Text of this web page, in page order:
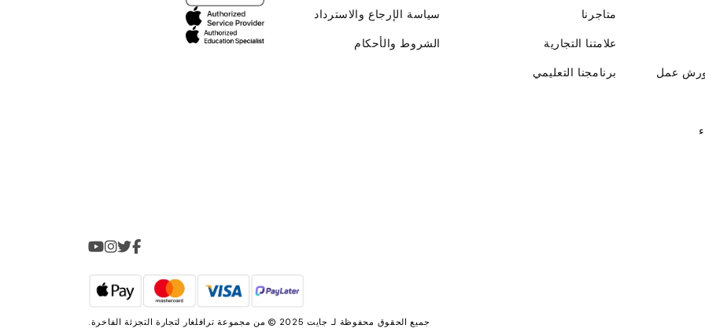
عمل
متاجرنا
علامتنا التجارية
برنامجنا التعليمي
سياسة الإرجاع والاسترداد
الشروط والأحكام
جميع الحقوق محفوظة لـ جايت 2025 © من مجموعة ترافلغار لتجارة التجزئة الفاخرة.